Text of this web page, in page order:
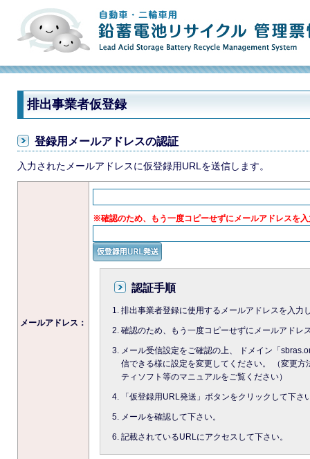
排出事業者仮登録
登録用メールアドレスの認証
入力されたメールアドレスに仮登録用URLを送信します。
メールアドレス：
※確認のため、もう一度コピーせずにメールアドレスを
認証手順
排出事業者登録に使用するメールアドレスを入力
確認のため、もう一度コピーせずにメールアドレ
メール受信設定をご確認の上、 ドメイン「
信できる様に設定を変更してください。 （変更方
ティソフト等のマニュアルをご覧ください）
「仮登録用URL発送」ボタンをクリックして下さ
メールを確認して下さい。
記載されているURLにアクセスして下さい。